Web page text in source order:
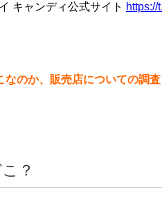
キャンディ公式サイト https://
なのか、販売店についての調査
？